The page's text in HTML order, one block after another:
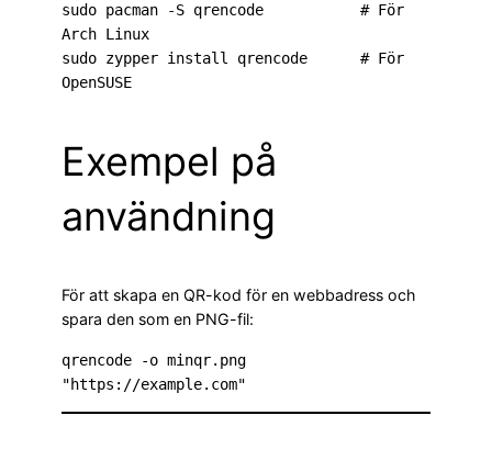
sudo pacman -S qrencode           # För
Arch Linux
sudo zypper install qrencode      # För
OpenSUSE
Exempel på
användning
För att skapa en QR-kod för en webbadress och
spara den som en PNG-fil:
qrencode -o minqr.png
"https://example.com"